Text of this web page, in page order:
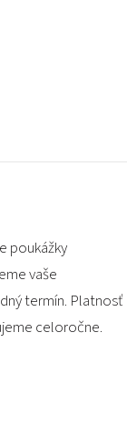
poukážky
vaše
termín. Platnosť
celoročne.